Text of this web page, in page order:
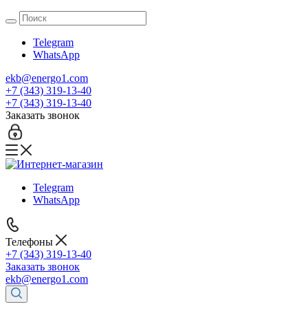
Telegram
WhatsApp
ekb@energo1.com
+7 (343) 319-13-40
+7 (343) 319-13-40
Заказать звонок
Telegram
WhatsApp
Телефоны
+7 (343) 319-13-40
Заказать звонок
ekb@energo1.com